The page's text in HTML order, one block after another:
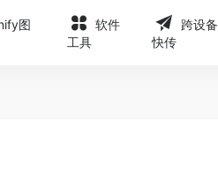
图
软件
工具
跨设备
快传